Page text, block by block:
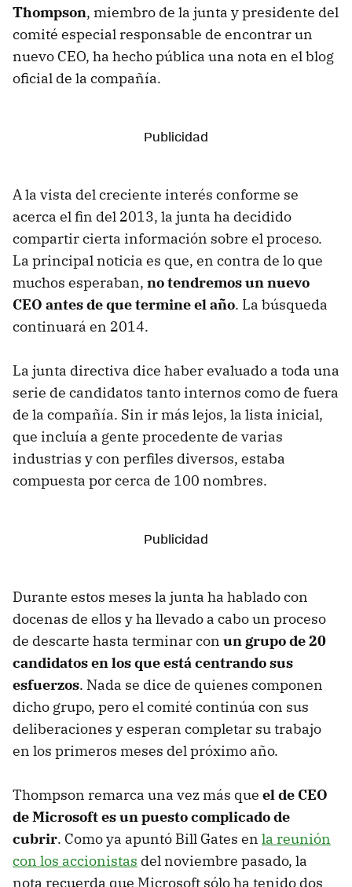
Thompson, miembro de la junta y presidente del
comité especial responsable de encontrar un
nuevo CEO, ha hecho pública una nota en el blog
oficial de la compañía.
A la vista del creciente interés conforme se
acerca el fin del 2013, la junta ha decidido
compartir cierta información sobre el proceso.
La principal noticia es que, en contra de lo que
muchos esperaban, no tendremos un nuevo
CEO antes de que termine el año. La búsqueda
continuará en 2014.
La junta directiva dice haber evaluado a toda una
serie de candidatos tanto internos como de fuera
de la compañía. Sin ir más lejos, la lista inicial,
que incluía a gente procedente de varias
industrias y con perfiles diversos, estaba
compuesta por cerca de 100 nombres.
Durante estos meses la junta ha hablado con
docenas de ellos y ha llevado a cabo un proceso
de descarte hasta terminar con un grupo de 20
candidatos en los que está centrando sus
esfuerzos. Nada se dice de quienes componen
dicho grupo, pero el comité continúa con sus
deliberaciones y esperan completar su trabajo
en los primeros meses del próximo año.
Thompson remarca una vez más que el de CEO
de Microsoft es un puesto complicado de
cubrir. Como ya apuntó Bill Gates en la reunión
con los accionistas del noviembre pasado, la
nota recuerda que Microsoft sólo ha tenido dos